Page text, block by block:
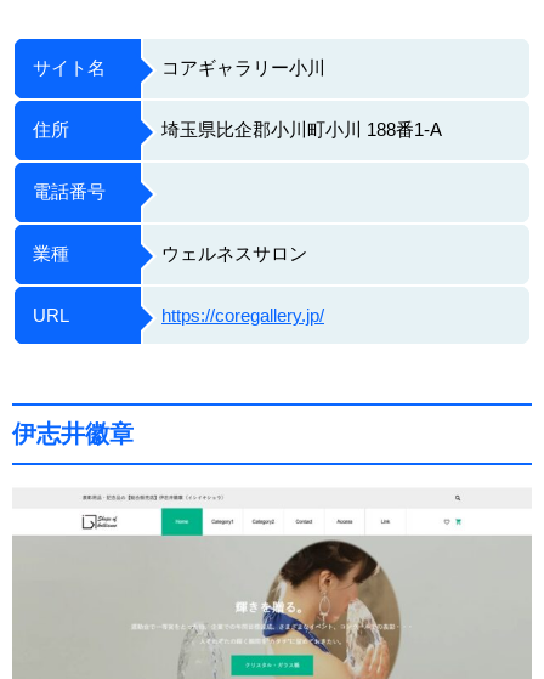
サイト名 コアギャラリー小川
住所 埼玉県比企郡小川町小川 188番1-A
電話番号
業種 ウェルネスサロン
URL https://coregallery.jp/
伊志井徽章